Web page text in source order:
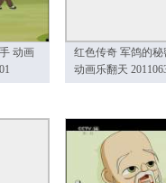
动画
红色传奇 军鸽的秘
动画乐翻天